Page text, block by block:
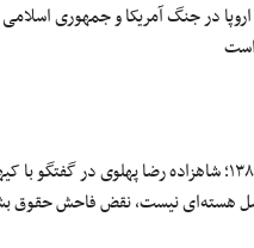
در جنگ آمریکا و جمهوری
است
بازنشر از سال ۱۳۸۹؛ شاهزاده رضا پهلوی در
هسته‌ای نیست، نقض فاحش حقوق